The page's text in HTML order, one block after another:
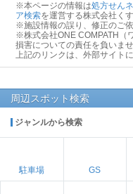
※本ページの情報は処方せん
ア検索を運営する株式会社く
※施設情報の誤り、修正のご
※株式会社ONE COMPATH（
損害についての責任を負いませ
上記のリンクは、外部サイトに
周辺スポット検索
ジャンルから検索
駐車場 GS